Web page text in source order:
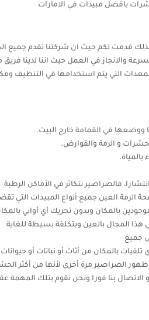
بافضل مبيدات في الامارات
قدمت لكم حيث ان شركتنا تقدم جميع
والانجاز في العمل حيث اننا لدينا
التي يتم استخدامها في التنظيف
في القمامة خارج البيت.
و الرمة والقوارض.
فالصراصير تتكاثر في الأماكن الرطبة
الرمة العين جميع أنواع المبيدات التي
بالمكان وبدون تحريك أي أواني
المجال بالعين وبتكلفة بسيطة للغاية
جميع
بالمكان من أثاث أو نباتات أو حيوانات
ظهور الصراصير مرة أخرى لأنها من أكثر
الاتصال بنا فورا ونحن نقوم بتلك المهمة